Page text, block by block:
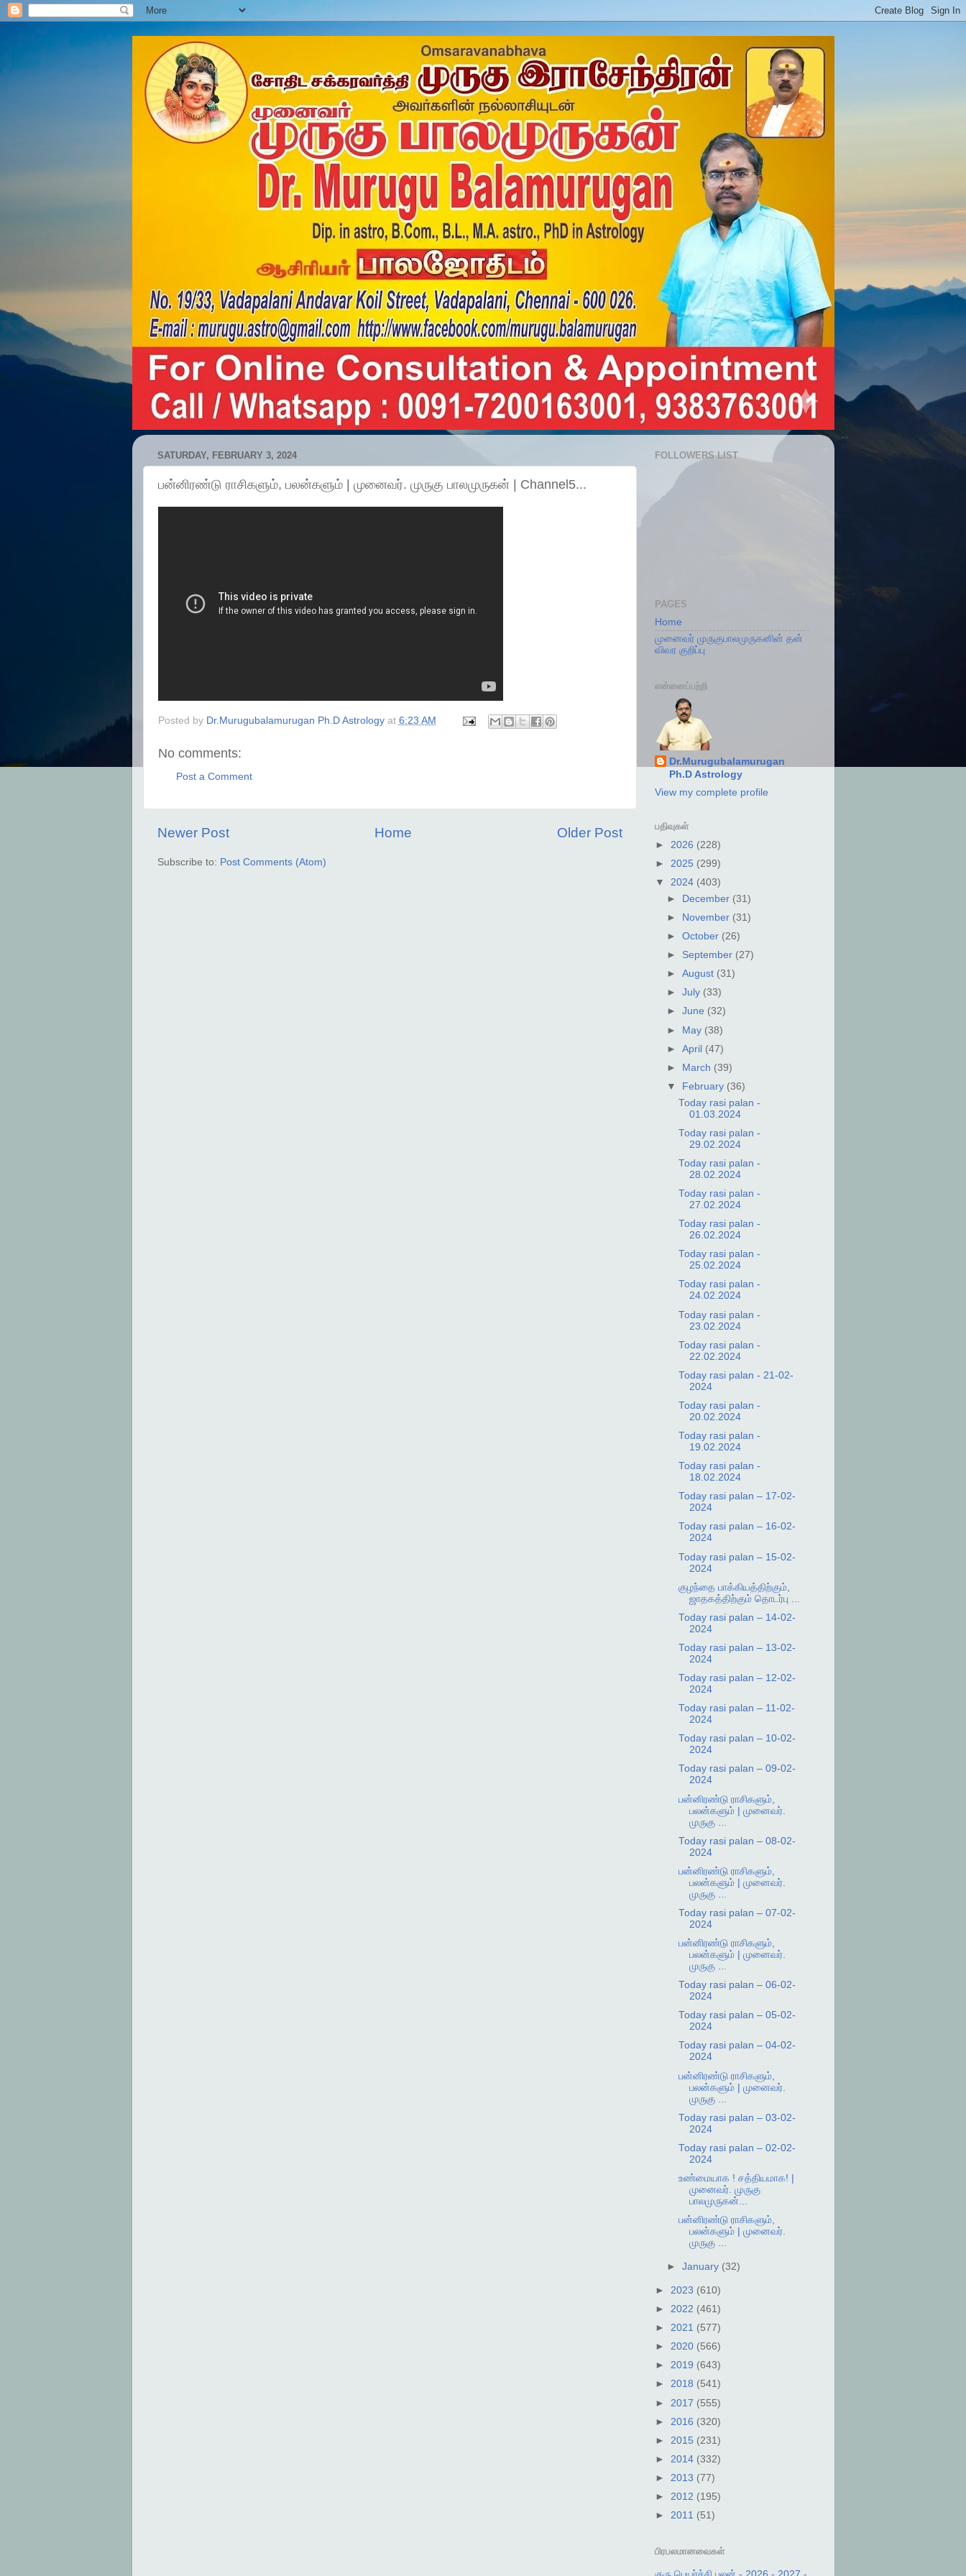
SATURDAY, FEBRUARY 3, 2024
பன்னிரண்டு ராசிகளும், பலன்களும் | முனைவர். முருகு பாலமுருகன் | Channel5...
Posted by Dr.Murugubalamurugan Ph.D Astrology at 6:23 AM
No comments:
Post a Comment
Newer Post Older Post
Home
Subscribe to: Post Comments (Atom)
FOLLOWERS LIST
PAGES
Home
முனைவர் முருகுபாலமுருகனின் தன்
விவர குறிப்பு
என்னைப்பற்றி
Dr.Murugubalamurugan
Ph.D Astrology
View my complete profile
பதிவுகள்
► 2026 (228)
► 2025 (299)
▼ 2024 (403)
► December (31)
►
November (31)
► October (26)
► September (27)
► August (31)
► July (33)
► June (32)
► May (38)
► April (47)
►
March (39)
▼
February (36)
Today rasi palan -
01.03.2024
Today rasi palan -
29.02.2024
Today rasi palan -
28.02.2024
Today rasi palan -
27.02.2024
Today rasi palan -
26.02.2024
Today rasi palan -
25.02.2024
Today rasi palan -
24.02.2024
Today rasi palan -
23.02.2024
Today rasi palan -
22.02.2024
Today rasi palan - 21-02-
2024
Today rasi palan -
20.02.2024
Today rasi palan -
19.02.2024
Today rasi palan -
18.02.2024
Today rasi palan – 17-02-
2024
Today rasi palan – 16-02-
2024
Today rasi palan – 15-02-
2024
குழந்தை பாக்கியத்திற்கும்,
ஜாதகத்திற்கும் தொடர்பு ...
Today rasi palan – 14-02-
2024
Today rasi palan – 13-02-
2024
Today rasi palan – 12-02-
2024
Today rasi palan – 11-02-
2024
Today rasi palan – 10-02-
2024
Today rasi palan – 09-02-
2024
பன்னிரண்டு ராசிகளும்,
பலன்களும் | முனைவர்.
முருகு ...
Today rasi palan – 08-02-
2024
பன்னிரண்டு ராசிகளும்,
பலன்களும் | முனைவர்.
முருகு ...
Today rasi palan – 07-02-
2024
பன்னிரண்டு ராசிகளும்,
பலன்களும் | முனைவர்.
முருகு ...
Today rasi palan – 06-02-
2024
Today rasi palan – 05-02-
2024
Today rasi palan – 04-02-
2024
பன்னிரண்டு ராசிகளும்,
பலன்களும் | முனைவர்.
முருகு ...
Today rasi palan – 03-02-
2024
Today rasi palan – 02-02-
2024
உண்மையாக ! சத்தியமாக! |
முனைவர். முருகு
பாலமுருகன்...
பன்னிரண்டு ராசிகளும்,
பலன்களும் | முனைவர்.
முருகு ...
► January (32)
► 2023 (610)
► 2022 (461)
► 2021 (577)
► 2020 (566)
► 2019 (643)
► 2018 (541)
► 2017 (555)
► 2016 (320)
► 2015 (231)
► 2014 (332)
► 2013 (77)
► 2012 (195)
► 2011 (51)
பிரபலமானவைகள்